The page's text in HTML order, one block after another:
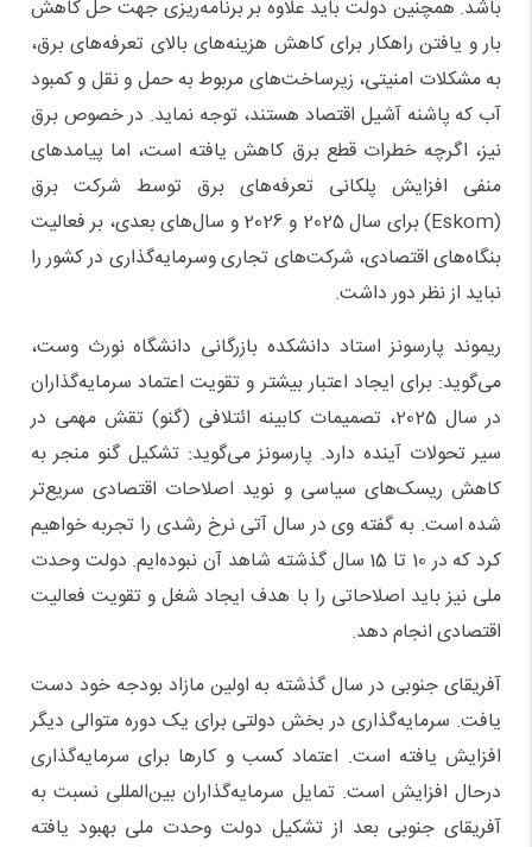
باشد. همچنین دولت باید علاوه بر برنامه‌ریزی جهت حل کاهش
بار و یافتن راهکار برای کاهش هزینه‌های بالای تعرفه‌های برق،
به مشکلات امنیتی، زیرساخت‌های مربوط به حمل و نقل و کمبود
آب که پاشنه آشیل اقتصاد هستند، توجه نماید. در خصوص برق
نیز، اگرچه خطرات قطع برق کاهش یافته است، اما پیامدهای
منفی افزایش پلکانی تعرفه‌های برق توسط شرکت برق
(Eskom) برای سال 2025 و 2026 و سال‌های بعدی، بر فعالیت
بنگاه‌های اقتصادی، شرکت‌های تجاری وسرمایه‌گذاری در کشور را
نباید از نظر دور داشت.
ریموند پارسونز استاد دانشکده بازرگانی دانشگاه نورث وست،
می‌گوید: برای ایجاد اعتبار بیشتر و تقویت اعتماد سرمایه‌گذاران
در سال 2025، تصمیمات کابینه ائتلافی (گنو) تقش مهمی در
سیر تحولات آینده دارد. پارسونز می‌گوید: تشکیل گنو منجر به
کاهش ریسک‌های سیاسی و نوید اصلاحات اقتصادی سریع‌تر
شده است. به گفته وی در سال آتی نرخ رشدی را تجربه خواهیم
کرد که در 10 تا 15 سال گذشته شاهد آن نبوده‌ایم. دولت وحدت
ملی نیز باید اصلاحاتی را با هدف ایجاد شغل و تقویت فعالیت
اقتصادی انجام دهد.
آفریقای جنوبی در سال گذشته به اولین مازاد بودجه خود دست
یافت. سرمایه‌گذاری در بخش دولتی برای یک دوره متوالی دیگر
افزایش یافته است. اعتماد کسب و کارها برای سرمایه‌گذاری
درحال افزایش است. تمایل سرمایه‌گذاران بین‌المللی نسبت به
آفریقای جنوبی بعد از تشکیل دولت وحدت ملی بهبود یافته